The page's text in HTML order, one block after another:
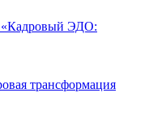
«Кадровый ЭДО:
трансформация